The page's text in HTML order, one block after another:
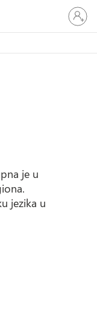
Prijavite
se
na
je u
jezika u